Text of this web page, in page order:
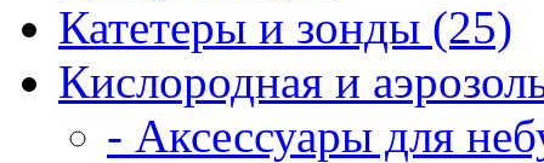
Катетеры и зонды (25)
Кислородная и
- Аксессуары для